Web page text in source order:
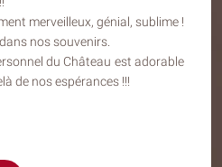
merveilleux, génial, sublime !
nos souvenirs.
du Château est adorable
de nos espérances !!!